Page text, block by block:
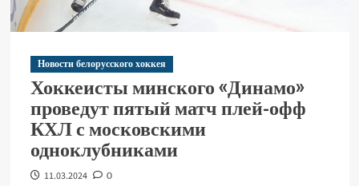
Новости белорусского хоккея
Хоккеисты минского «Динамо»
проведут пятый матч плей-офф
КХЛ с московскими
одноклубниками
11.03.2024 0